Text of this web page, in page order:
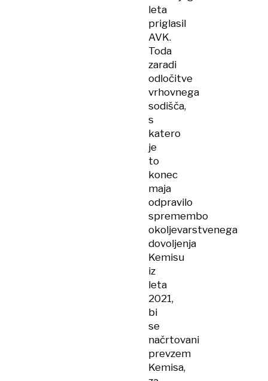
leta
priglasil
AVK.
Toda
zaradi
odločitve
vrhovnega
sodišča,
s
katero
je
to
konec
maja
odpravilo
spremembo
okoljevarstvenega
dovoljenja
Kemisu
iz
leta
2021,
bi
se
načrtovani
prevzem
Kemisa,